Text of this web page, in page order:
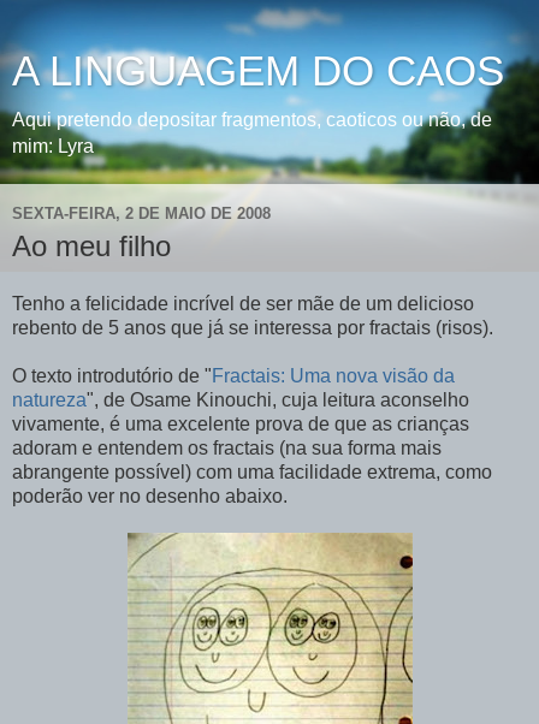
A LINGUAGEM DO CAOS
Aqui pretendo depositar fragmentos, caoticos ou não, de
mim: Lyra
SEXTA-FEIRA, 2 DE MAIO DE 2008
Ao meu filho
Tenho a felicidade incrível de ser mãe de um delicioso
rebento de 5 anos que já se interessa por fractais (risos).
O texto introdutório de "Fractais: Uma nova visão da
natureza", de Osame Kinouchi, cuja leitura aconselho
vivamente, é uma excelente prova de que as crianças
adoram e entendem os fractais (na sua forma mais
abrangente possível) com uma facilidade extrema, como
poderão ver no desenho abaixo.